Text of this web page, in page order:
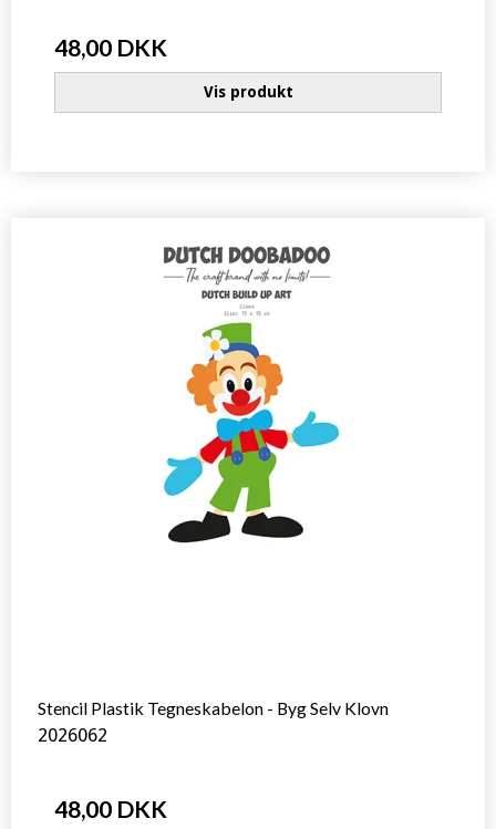
48,00 DKK
Vis produkt
Stencil Plastik Tegneskabelon - Byg Selv Klovn
2026062
48,00 DKK